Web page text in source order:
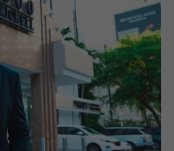
Label
para
conteúdos
Broadcast
OTC